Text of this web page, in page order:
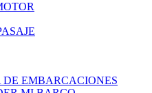
EMBARCACIONES